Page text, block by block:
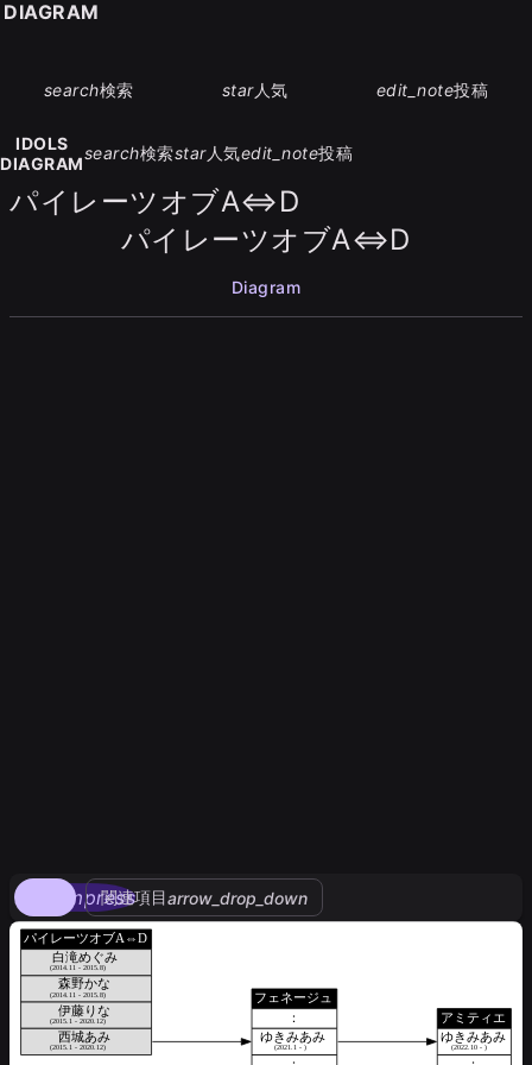
search検索 star人気 edit_note投稿
IDOLS
DIAGRAM
search検索star人気edit_note投稿
パイレーツオブA⇔D
パイレーツオブA⇔D
Diagram
compress
関連項目arrow_drop_down